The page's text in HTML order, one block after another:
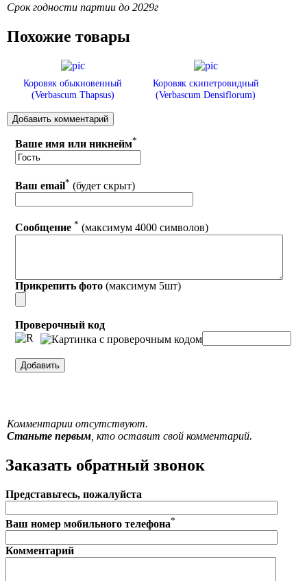
Срок годности партии до 2029г
Похожие товары
Коровяк обыкновенный
(Verbascum Thapsus)
Коровяк скипетровидный
(Verbascum Densiflorum)
Ваше имя или никнейм*
Ваш email* (будет скрыт)
Сообщение * (максимум 4000 символов)
Прикрепить фото (максимум 5шт)
Проверочный код
Комментарии отсутствуют.
Станьте первым, кто оставит свой комментарий.
Заказать обратный звонок
Представьтесь, пожалуйста
Ваш номер мобильного телефона*
Комментарий